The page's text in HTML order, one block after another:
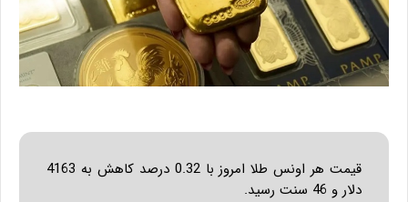
قیمت هر اونس طلا امروز با 0.32 درصد کاهش به 4163
دلار و 46 سنت رسید.